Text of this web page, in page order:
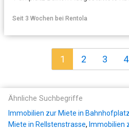
Seit 3 Wochen bei Rentola
1 2 3 4
Ähnliche Suchbegriffe
Immobilien zur Miete in
Miete in Rellstenstrasse, Immobilien